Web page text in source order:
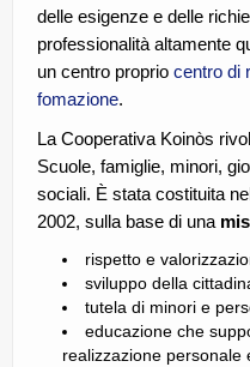
delle esigenze e delle
professionalità altamente
un centro proprio centro di
fomazione.
La Cooperativa Koinòs
Scuole, famiglie, minori,
sociali. È stata costituita
2002, sulla base di una
rispetto e
sviluppo della
tutela di minori e
educazione che
realizzazione personale